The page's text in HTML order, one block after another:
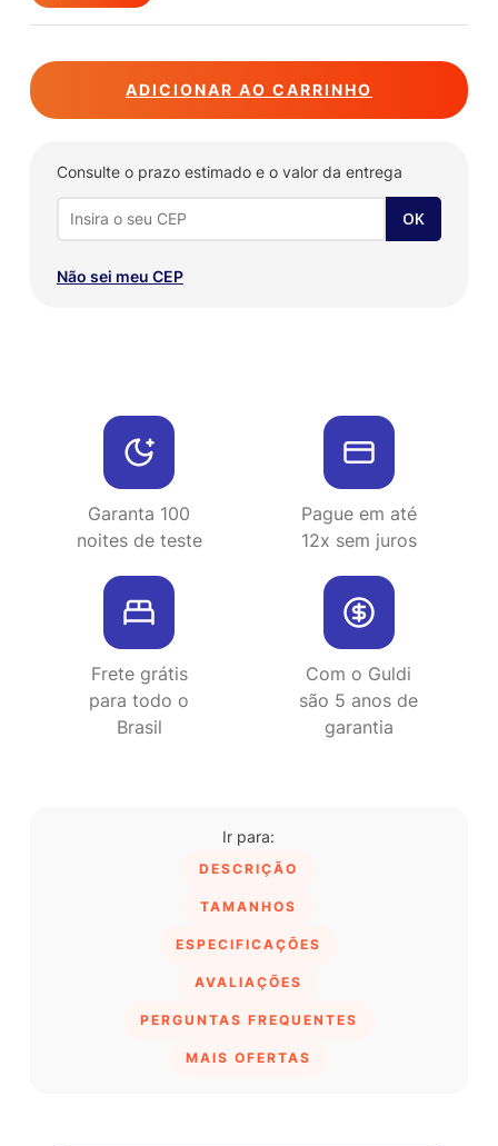
ADICIONAR AO CARRINHO
Consulte o prazo estimado e o valor da entrega
Não sei meu CEP
Garanta 100
noites de teste
Pague em até
12x sem juros
Frete grátis
para todo o
Brasil
Com o Guldi
são 5 anos de
garantia
DESCRIÇÃO
TAMANHOS
ESPECIFICAÇÕES
AVALIAÇÕES
PERGUNTAS FREQUENTES
MAIS OFERTAS